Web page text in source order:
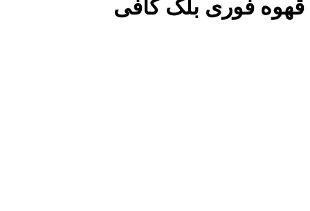
قهوه فوری بلک کافی